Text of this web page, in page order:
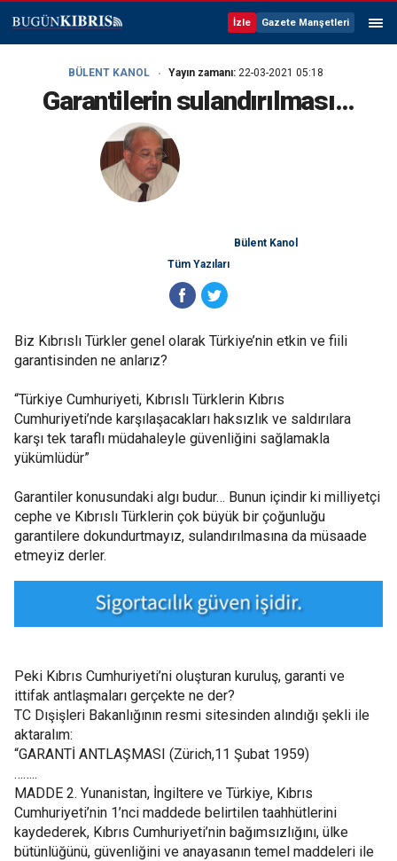
İzle Gazete Manşetleri
BÜLENT KANOL Yayın zamanı: 22-03-2021 05:18
Garantilerin sulandırılması…
Bülent Kanol
Tüm Yazıları
Biz Kıbrıslı Türkler genel olarak Türkiye’nin etkin ve fiili
garantisinden ne anlarız?
“Türkiye Cumhuriyeti, Kıbrıslı Türklerin Kıbrıs
Cumhuriyeti’nde karşılaşacakları haksızlık ve saldırılara
karşı tek taraflı müdahaleyle güvenliğini sağlamakla
yükümlüdür”
Garantiler konusundaki algı budur… Bunun içindir ki milliyetçi
cephe ve Kıbrıslı Türklerin çok büyük bir çoğunluğu
garantilere dokundurtmayız, sulandırılmasına da müsaade
etmeyiz derler.
Peki Kıbrıs Cumhuriyeti’ni oluşturan kuruluş, garanti ve
ittifak antlaşmaları gerçekte ne der?
TC Dışişleri Bakanlığının resmi sitesinden alındığı şekli ile
aktaralım:
“GARANTİ ANTLAŞMASI (Zürich,11 Şubat 1959)
……..
MADDE 2. Yunanistan, İngiltere ve Türkiye, Kıbrıs
Cumhuriyeti’nin 1’nci maddede belirtilen taahhütlerini
kaydederek, Kıbrıs Cumhuriyeti’nin bağımsızlığını, ülke
bütünlüğünü, güvenliğini ve anayasanın temel maddeleri ile